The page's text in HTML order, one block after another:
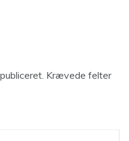
Krævede felter